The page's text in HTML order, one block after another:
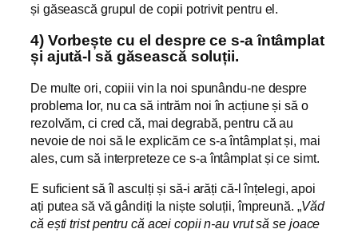
și găsească grupul de copii potrivit pentru el.
4) Vorbește cu el despre ce s-a întâmplat
și ajută-l să găsească soluții.
De multe ori, copiii vin la noi spunându-ne despre
problema lor, nu ca să intrăm noi în acțiune și să o
rezolvăm, ci cred că, mai degrabă, pentru că au
nevoie de noi să le explicăm ce s-a întâmplat și, mai
ales, cum să interpreteze ce s-a întâmplat și ce simt.
E suficient să îl asculți și să-i arăți că-l înțelegi, apoi
ați putea să vă gândiți la niște soluții, împreună. „Văd
că ești trist pentru că acei copii n-au vrut să se joace